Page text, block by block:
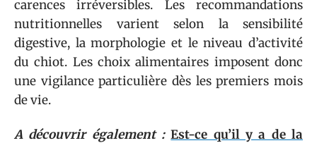
carences irréversibles. Les recommandations
nutritionnelles varient selon la sensibilité
digestive, la morphologie et le niveau d’activité
du chiot. Les choix alimentaires imposent donc
une vigilance particulière dès les premiers mois
de vie.
A découvrir également : Est-ce qu’il y a de la